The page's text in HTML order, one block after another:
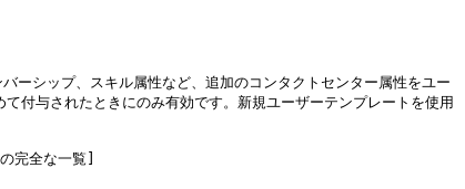
ーシップ、スキル属性など、追加のコンタクトセンター属性をユー
与されたときにのみ有効です。新規ユーザーテンプレートを使用
完全な一覧]